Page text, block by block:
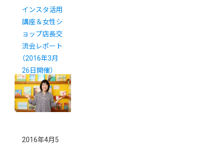
インスタ活用
講座＆女性シ
ョップ店長交
流会レポート
（2016年3月
26日開催）
2016年4月5